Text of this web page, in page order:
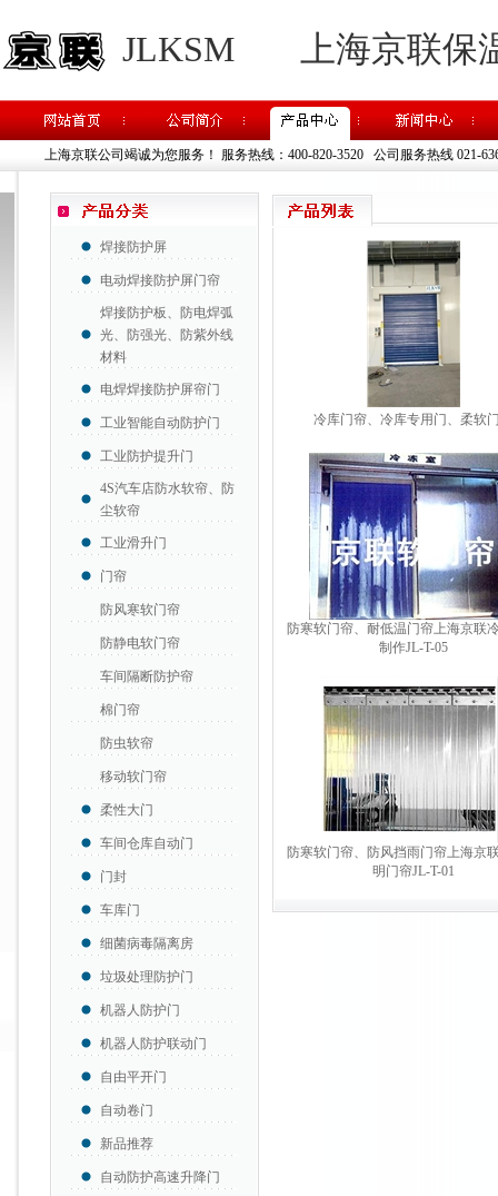
JLKSM 上海京联
上海京联公司竭诚为您服务！ 服务热线：400-820-3520 公司服务热线 021-
焊接防护屏
电动焊接防护屏门帘
焊接防护板、防电焊弧
光、防强光、防紫外线
材料
电焊焊接防护屏帘门
工业智能自动防护门
工业防护提升门
4S汽车店防水软帘、防
尘软帘
工业滑升门
门帘
防风寒软门帘
防静电软门帘
车间隔断防护帘
棉门帘
防虫软帘
移动软门帘
柔性大门
车间仓库自动门
门封
车库门
细菌病毒隔离房
垃圾处理防护门
机器人防护门
机器人防护联动门
自由平开门
自动卷门
新品推荐
自动防护高速升降门
冷库门帘、冷库专用门、柔软
防寒软门帘、耐低温门帘上海京联
制作JL-T-05
防寒软门帘、防风挡雨门帘上海京
明门帘JL-T-01